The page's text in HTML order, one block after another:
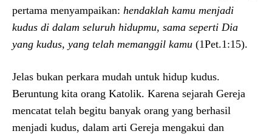
pertama menyampaikan: hendaklah kamu menjadi
kudus di dalam seluruh hidupmu, sama seperti Dia
yang kudus, yang telah memanggil kamu (1Pet.1:15).
Jelas bukan perkara mudah untuk hidup kudus.
Beruntung kita orang Katolik. Karena sejarah Gereja
mencatat telah begitu banyak orang yang berhasil
menjadi kudus, dalam arti Gereja mengakui dan